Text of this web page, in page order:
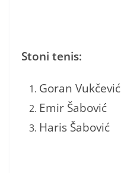
Stoni tenis:
Goran Vukčević
Emir Šabović
Haris Šabović